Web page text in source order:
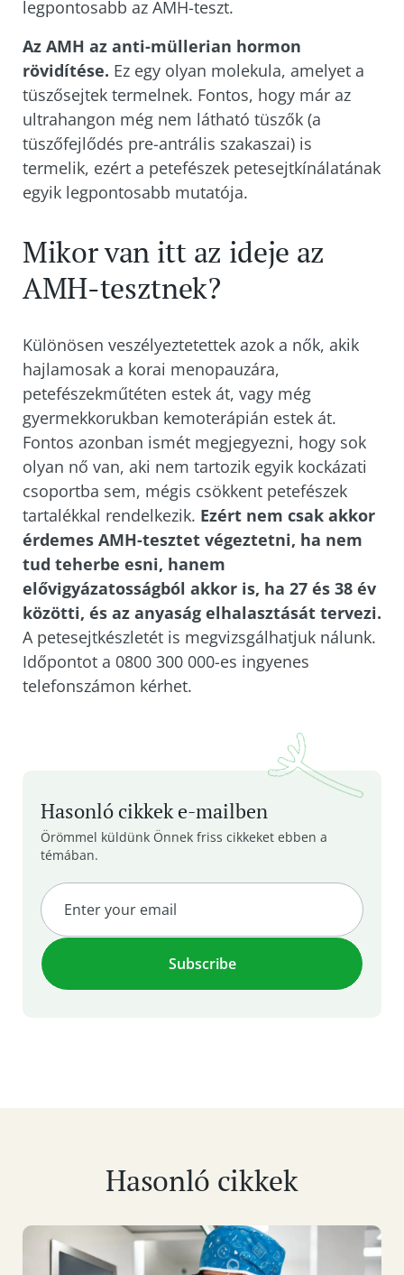
legpontosabb az AMH-teszt.
Az AMH az anti-müllerian hormon
rövidítése. Ez egy olyan molekula, amelyet a
tüszősejtek termelnek. Fontos, hogy már az
ultrahangon még nem látható tüszők (a
tüszőfejlődés pre-antrális szakaszai) is
termelik, ezért a petefészek petesejtkínálatának
egyik legpontosabb mutatója.
Mikor van itt az ideje az
AMH-tesztnek?
Különösen veszélyeztetettek azok a nők, akik
hajlamosak a korai menopauzára,
petefészekműtéten estek át, vagy még
gyermekkorukban kemoterápián estek át.
Fontos azonban ismét megjegyezni, hogy sok
olyan nő van, aki nem tartozik egyik kockázati
csoportba sem, mégis csökkent petefészek
tartalékkal rendelkezik. Ezért nem csak akkor
érdemes AMH-tesztet végeztetni, ha nem
tud teherbe esni, hanem
elővigyázatosságból akkor is, ha 27 és 38 év
közötti, és az anyaság elhalasztását tervezi.
A petesejtkészletét is megvizsgálhatjuk nálunk.
Időpontot a 0800 300 000-es ingyenes
telefonszámon kérhet.
Hasonló cikkek e-mailben
Örömmel küldünk Önnek friss cikkeket ebben a
témában.
Hasonló cikkek